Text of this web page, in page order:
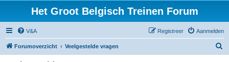
Het Groot Belgisch Treinen Forum
V&A Aanmelden
Registreer
Forumoverzicht Veelgestelde vragen